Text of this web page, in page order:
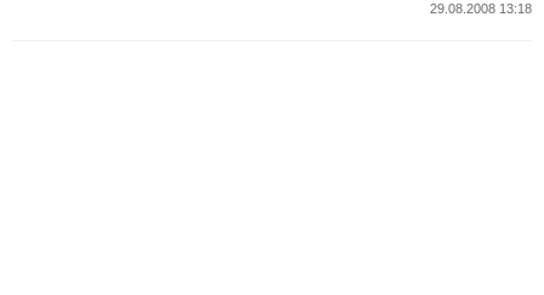
29.08.2008 13:18